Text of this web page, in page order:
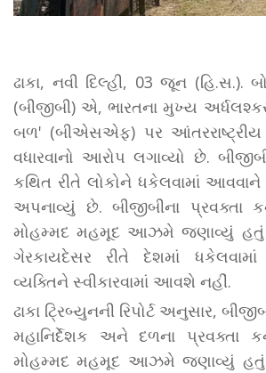
ઢાકા, નવી દિલ્હી, 03 જૂન (હિ.સ.).
(બીજીબી) એ, ભારતના મુખ્ય
બળ' (બીએસએફ) પર
વધારવાનો આરોપ લગાવ્યો છે.
કથિત રીતે લોકોને ધકેલવામાં
અપનાવ્યું છે. બીજીબીના
મોહમ્મદ મહમૂદ આઝમે જણાવ્યું હતું
ગેરકાયદેસર રીતે દેશમાં
વ્યક્તિને સ્વીકારવામાં આવશે નહીં.
ઢાકા ટ્રિબ્યુનની રિપોર્ટ અનુસાર,
મહાનિર્દેશક અને દળના પ્રવક્તા
મોહમ્મદ મહમૂદ આઝમે જણાવ્યું હતું